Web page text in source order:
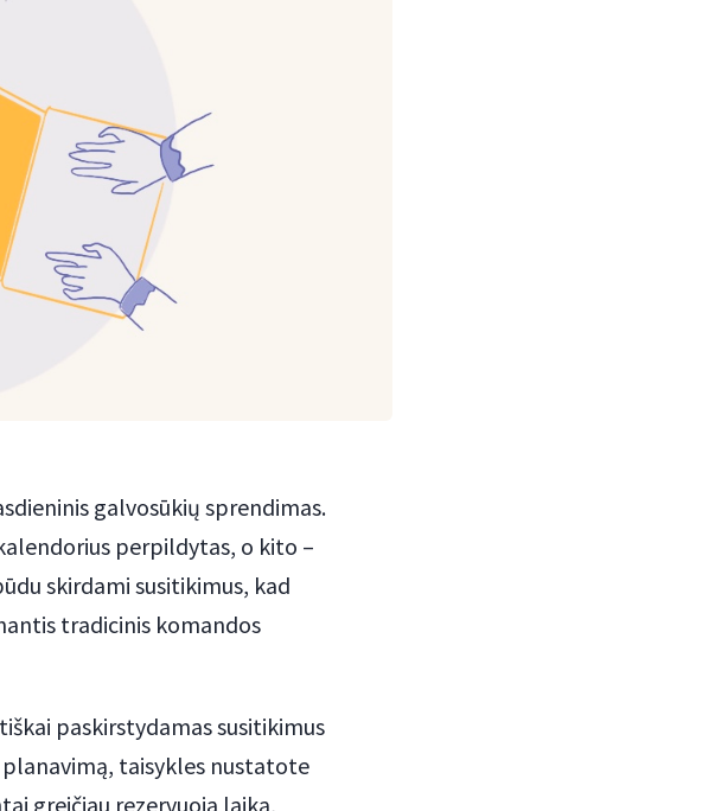
galvosūkių sprendimas.
perpildytas, o kito –
skirdami susitikimus, kad
tradicinis komandos
paskirstydamas susitikimus
taisykles nustatote
greičiau rezervuoja laiką,